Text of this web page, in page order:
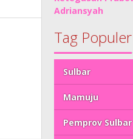
Adriansyah
Tag Populer
Sulbar
Mamuju
Pemprov Sulbar